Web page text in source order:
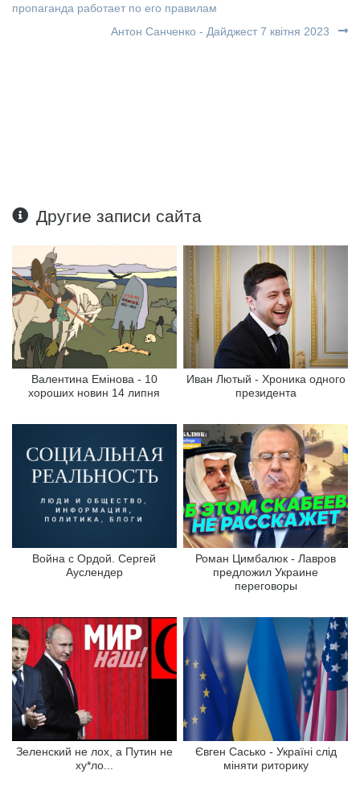
пропаганда работает по его правилам
Антон Санченко - Дайджест 7 квітня 2023
Другие записи сайта
Валентина Емінова - 10
хороших новин 14 липня
Иван Лютый - Хроника одного
президента
Война с Ордой. Сергей
Ауслендер
Роман Цимбалюк - Лавров
предложил Украине
переговоры
Зеленский не лох, а Путин не
ху*ло...
Євген Сасько - Україні слід
міняти риторику